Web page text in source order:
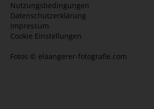
Nutzungsbedingungen
Datenschutzerklärung
Impressum
Cookie Einstellungen
Fotos © elaangerer-fotografie.com